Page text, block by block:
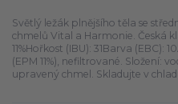
Světlý ležák plnějšího těla se
chmelů Vital a Harmonie. Česká
11%Hořkost (IBU): 31Barva (EBC):
(EPM 11%), nefiltrované. Složení:
upravený chmel. Skladujte v